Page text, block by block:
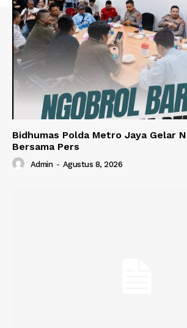
Bidhumas Polda Metro Jaya Gelar
Bersama Pers
Admin - Agustus 8, 2026